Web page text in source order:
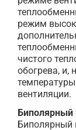
режим
чистого
обогрева, и,
вентиляции.
Биполярный
Биполярный